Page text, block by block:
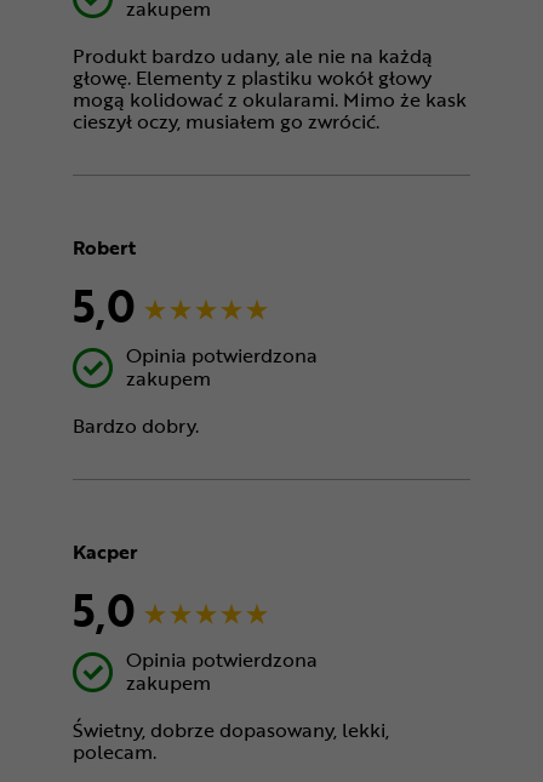
zakupem
Produkt bardzo udany, ale nie na każdą
głowę. Elementy z plastiku wokół głowy
mogą kolidować z okularami. Mimo że kask
cieszył oczy, musiałem go zwrócić.
Robert
5,0
Opinia potwierdzona
zakupem
Bardzo dobry.
Kacper
5,0
Opinia potwierdzona
zakupem
Świetny, dobrze dopasowany, lekki,
polecam.